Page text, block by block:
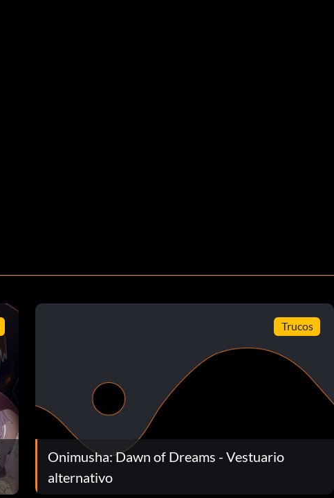
Trucos
Onimusha: Dawn of Dreams - Vestuario
alternativo